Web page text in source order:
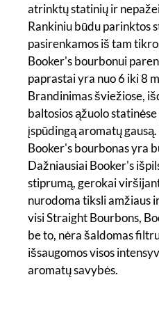
atrinktų statinių ir
Rankiniu būdu parinktos
pasirenkamos iš tam
Booker's bourbonui
paprastai yra nuo 6 iki 8
Brandinimas šviežiose,
baltosios ąžuolo
įspūdingą aromatų
Booker's bourbonas yra
Dažniausiai Booker's
stiprumą, gerokai
nurodoma tiksli amžiaus
visi Straight Bourbons,
be to, nėra šaldomas
išsaugomos visos
aromatų savybės.